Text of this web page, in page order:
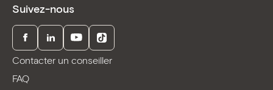
Suivez-nous
FacebookLinkedInYoutubeTikTok
Contacter un conseiller
FAQ